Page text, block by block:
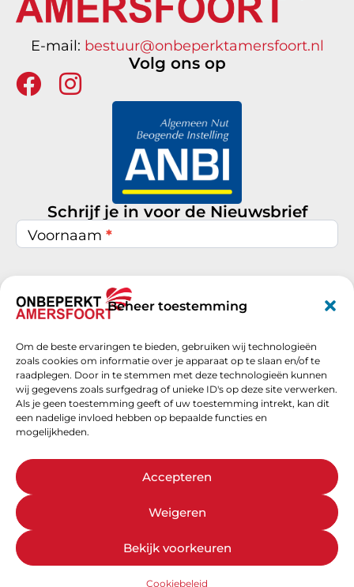
Beheer toestemming
Om de beste ervaringen te bieden, gebruiken wij technologieën
zoals cookies om informatie over je apparaat op te slaan en/of te
raadplegen. Door in te stemmen met deze technologieën kunnen
wij gegevens zoals surfgedrag of unieke ID's op deze site verwerken.
Als je geen toestemming geeft of uw toestemming intrekt, kan dit
een nadelige invloed hebben op bepaalde functies en
mogelijkheden.
Accepteren
Weigeren
Bekijk voorkeuren
Cookiebeleid
E-mail: bestuur@onbeperktamersfoort.nl
Volg ons op
Schrijf je in voor de Nieuwsbrief
Nieuwsbrief
inschrijven
Voornaam *
Achternaam*
E-mail*
Schrijf je nu in